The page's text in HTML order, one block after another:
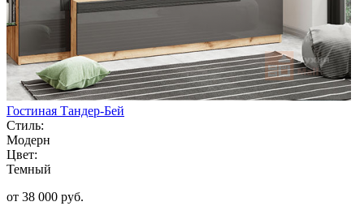
Гостиная Тандер-Бей
Стиль:
Модерн
Цвет:
Темный
от 38 000 руб.